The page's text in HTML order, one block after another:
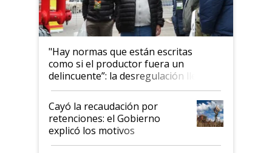
"Hay normas que están escritas
como si el productor fuera un
delincuente”: la desregulación llegó
al Congreso Aapresid y hasta se
habló del financiamiento al IPCVA
Cayó la recaudación por
retenciones: el Gobierno
explicó los motivos